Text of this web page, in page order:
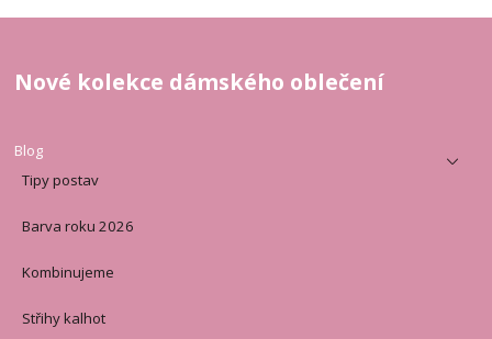
Nové kolekce dámského oblečení
Blog
Tipy postav
Barva roku 2026
Kombinujeme
Střihy kalhot